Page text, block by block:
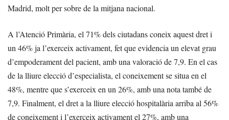
Madrid, molt per sobre de la mitjana nacional.
A l’Atenció Primària, el 71% dels ciutadans coneix aquest dret i
un 46% ja l’exerceix activament, fet que evidencia un elevat grau
d’empoderament del pacient, amb una valoració de 7,9. En el cas
de la lliure elecció d’especialista, el coneixement se situa en el
48%, mentre que s’exerceix en un 26%, amb una nota també de
7,9. Finalment, el dret a la lliure elecció hospitalària arriba al 56%
de coneixement i l’exerceix activament el 27%, amb una